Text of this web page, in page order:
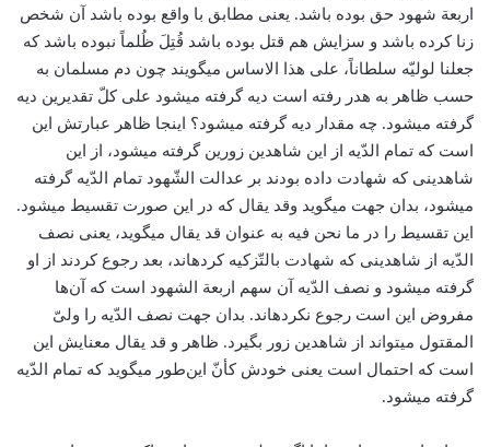
اربعة شهود حق بوده باشد. یعنی مطابق با واقع بوده باشد آن شخص
زنا کرده باشد و سزایش هم قتل بوده باشد قُتِلَ ظُلماً نبوده باشد که
جعلنا لولیّه سلطاناً، علی هذا الاساس می­گویند چون دم مسلمان به
حسب ظاهر به هدر رفته است دیه گرفته می­شود علی کلّ تقدیرین دیه
گرفته می­شود. چه مقدار دیه گرفته می­شود؟ اینجا ظاهر عبارتش این
است که تمام الدّیه از این شاهدین زورین گرفته می­شود، از این
شاهدینی که شهادت داده بودند بر عدالت الشّهود تمام الدّیه گرفته
می­شود، بدان جهت می­گوید وقد یقال که در این صورت تقسیط می­شود.
این تقسیط را در ما نحن فیه به عنوان قد یقال می­گوید، یعنی نصف
الدّیه از شاهدینی که شهادت بالتّزکیه کرده­اند، بعد رجوع کردند از او
گرفته می­شود و نصف الدّیه آن سهم اربعة الشهود است که آن‌ها
مفروض این است رجوع نکرده­اند. بدان جهت نصف الدّیه را ولیّ
المقتول می­تواند از شاهدین زور بگیرد. ظاهر و قد یقال معنایش این
است که احتمال است یعنی خودش کأنّ این‌طور می­گوید که تمام الدّیه
گرفته می­شود.